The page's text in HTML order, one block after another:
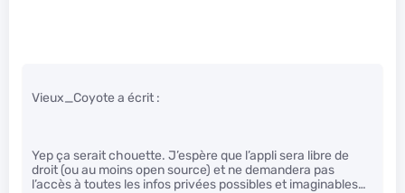
Vieux_Coyote a écrit :
Yep ça serait chouette. J’espère que l’appli sera libre de
droit (ou au moins open source) et ne demandera pas
l’accès à toutes les infos privées possibles et imaginables…